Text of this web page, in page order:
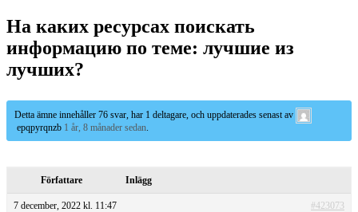
На каких ресурсах поискать
информацию по теме: лучшие из
лучших?
Detta ämne innehåller 76 svar, har 1 deltagare, och uppdaterades senast av
epqpyrqnzb 1 år, 8 månader sedan.
Författare Inlägg
7 december, 2022 kl. 11:47 #423073